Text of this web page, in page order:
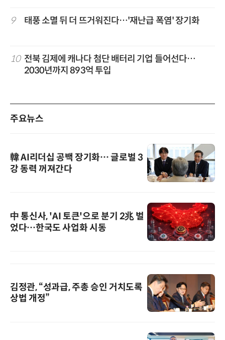
9 태풍 소멸 뒤 더 뜨거워진다…'재난급 폭염' 장기화
10 전북 김제에 캐나다 첨단 배터리 기업 들어선다…
2030년까지 893억 투입
주요뉴스
韓 AI리더십 공백 장기화… 글로벌 3
강 동력 꺼져간다
中 통신사, 'AI 토큰'으로 분기 2兆 벌
었다…한국도 사업화 시동
김정관, “성과급, 주총 승인 거치도록
상법 개정”